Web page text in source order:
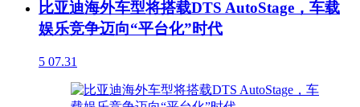
比亚迪海外车型将搭载DTS AutoStage，车载
娱乐竞争迈向“平台化”时代
5 07.31